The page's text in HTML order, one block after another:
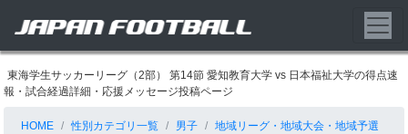
東海学生サッカーリーグ（2部） 第14節 愛知教育大学 vs 日本福祉大学の得点速
報・試合経過詳細・応援メッセージ投稿ページ
HOME 性別カテゴリ一覧 男子
地域リーグ・地域大会・地域予選